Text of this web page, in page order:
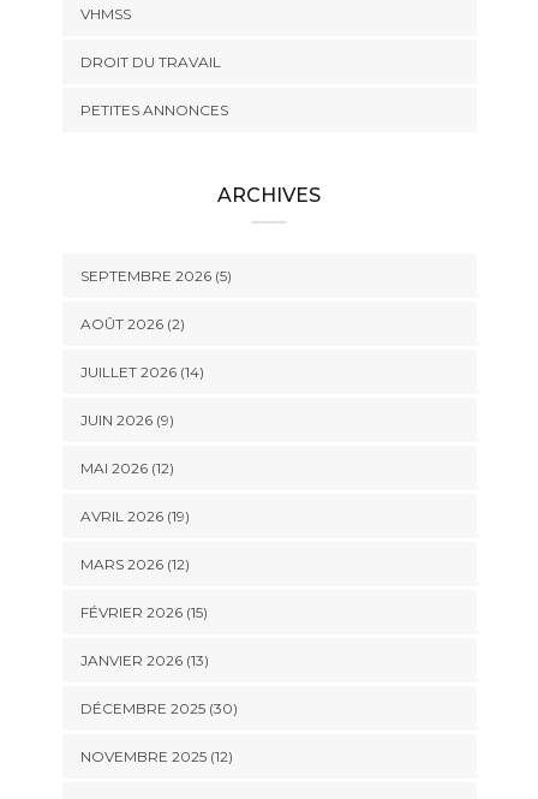
VHMSS
DROIT DU TRAVAIL
PETITES ANNONCES
ARCHIVES
SEPTEMBRE 2026 (5)
AOÛT 2026 (2)
JUILLET 2026 (14)
JUIN 2026 (9)
MAI 2026 (12)
AVRIL 2026 (19)
MARS 2026 (12)
FÉVRIER 2026 (15)
JANVIER 2026 (13)
DÉCEMBRE 2025 (30)
NOVEMBRE 2025 (12)